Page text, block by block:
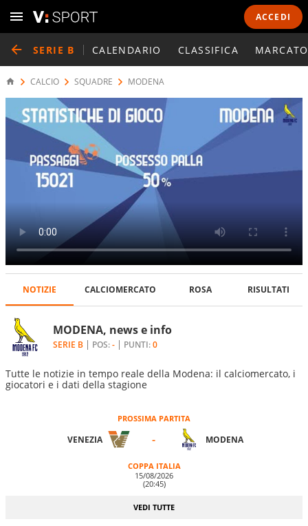
ACCEDI
SERIE B CALENDARIO CLASSIFICA
CALCIO SQUADRE MODENA
MODENA, news e info
Tutte le notizie in tempo reale della Modena: il calciomercato, i
giocatori e i dati della stagione
SERIE B POS:- PUNTI:0
NOTIZIE CALCIOMERCATO ROSA RISULTATI
PROSSIMA PARTITA
VENEZIA - MODENA
COPPA ITALIA
15/08/2026
(20:45)
VEDI TUTTE